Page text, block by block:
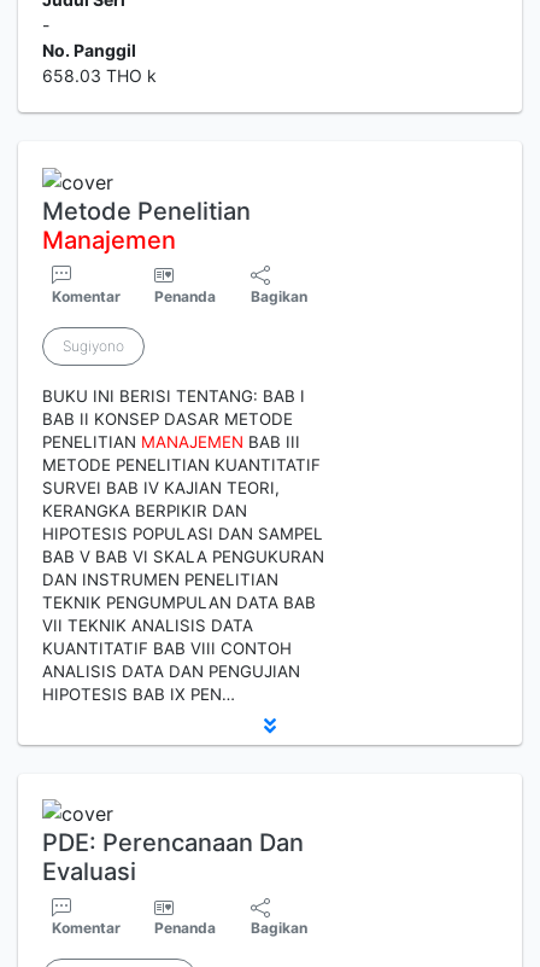
-
No. Panggil
658.03 THO k
Metode Penelitian
Manajemen
Komentar Penanda Bagikan
Sugiyono
BUKU INI BERISI TENTANG: BAB I
BAB II KONSEP DASAR METODE
PENELITIAN MANAJEMEN BAB III
METODE PENELITIAN KUANTITATIF
SURVEI BAB IV KAJIAN TEORI,
KERANGKA BERPIKIR DAN
HIPOTESIS POPULASI DAN SAMPEL
BAB V BAB VI SKALA PENGUKURAN
DAN INSTRUMEN PENELITIAN
TEKNIK PENGUMPULAN DATA BAB
VII TEKNIK ANALISIS DATA
KUANTITATIF BAB VIII CONTOH
ANALISIS DATA DAN PENGUJIAN
HIPOTESIS BAB IX PEN…
PDE: Perencanaan Dan
Evaluasi
Komentar Penanda Bagikan